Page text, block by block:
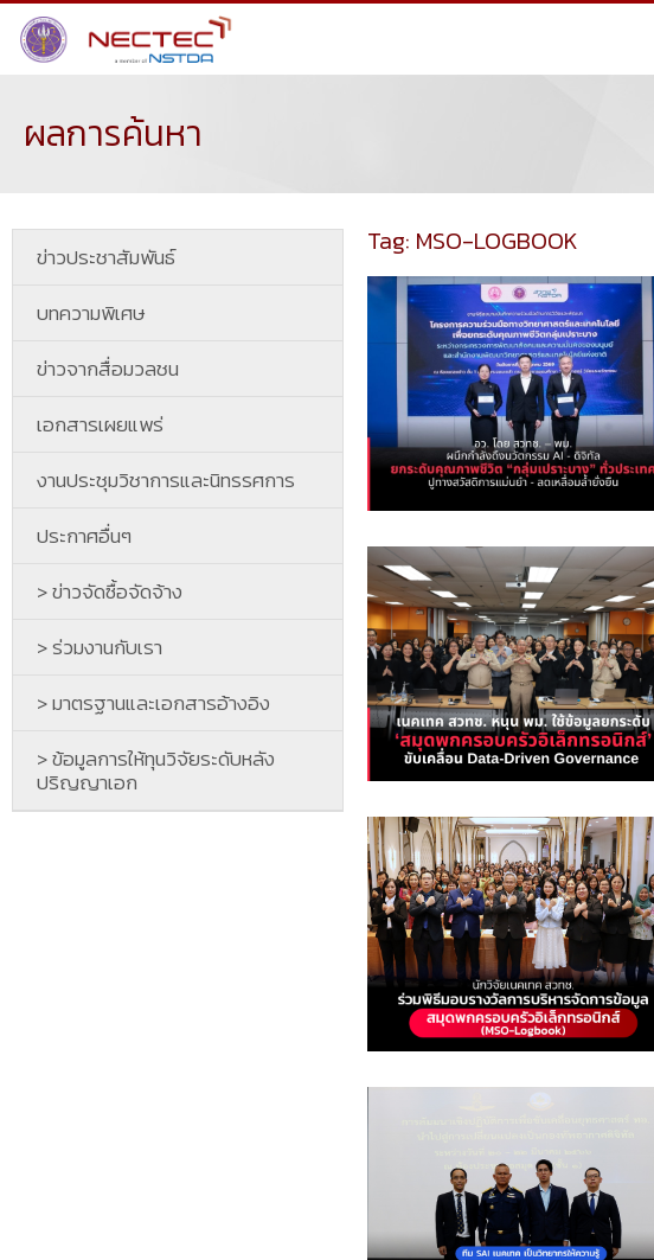
ผลการค้นหา
ข่าวประชาสัมพันธ์
บทความพิเศษ
ข่าวจากสื่อมวลชน
เอกสารเผยแพร่
งานประชุมวิชาการและนิทรรศการ
ประกาศอื่นๆ
> ข่าวจัดซื้อจัดจ้าง
> ร่วมงานกับเรา
> มาตรฐานและเอกสารอ้างอิง
> ข้อมูลการให้ทุนวิจัยระดับหลัง
ปริญญาเอก
Tag: MSO-LOGBOOK